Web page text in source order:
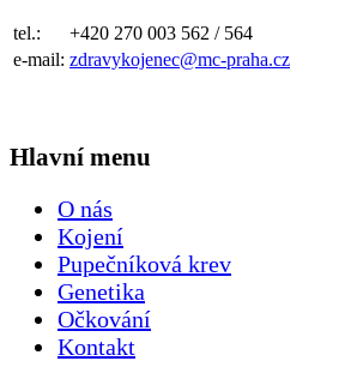
tel.:
+420 270 003 562 / 564
e-mail: zdravykojenec@mc-praha.cz
Hlavní menu
O nás
Kojení
Pupečníková krev
Genetika
Očkování
Kontakt